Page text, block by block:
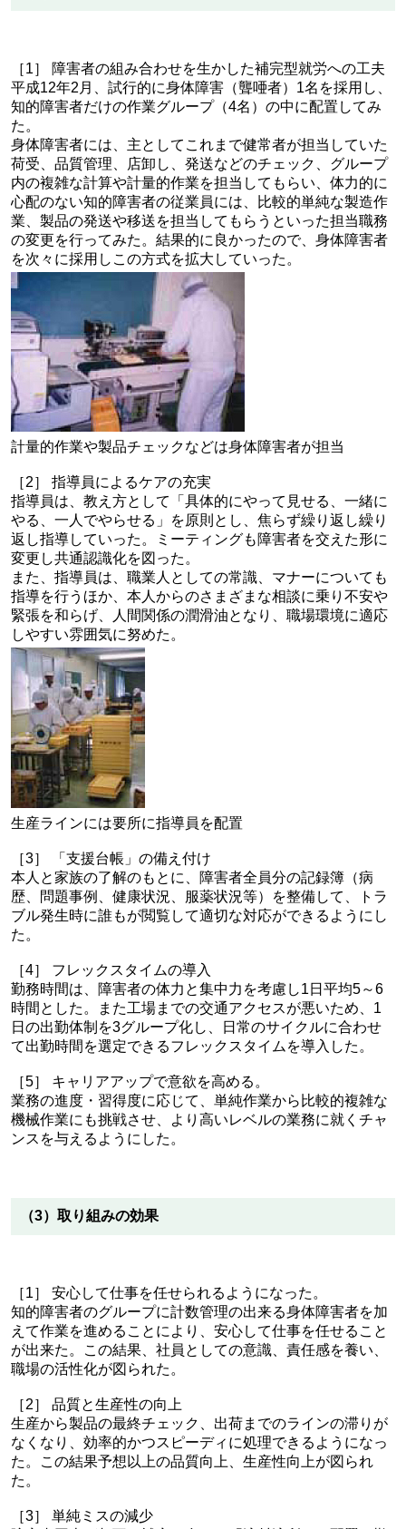
［1］ 障害者の組み合わせを生かした補完型就労への工夫
平成12年2月、試行的に身体障害（聾唖者）1名を採用し、
知的障害者だけの作業グループ（4名）の中に配置してみ
た。
身体障害者には、主としてこれまで健常者が担当していた
荷受、品質管理、店卸し、発送などのチェック、グループ
内の複雑な計算や計量的作業を担当してもらい、体力的に
心配のない知的障害者の従業員には、比較的単純な製造作
業、製品の発送や移送を担当してもらうといった担当職務
の変更を行ってみた。結果的に良かったので、身体障害者
を次々に採用しこの方式を拡大していった。
計量的作業や製品チェックなどは身体障害者が担当
［2］ 指導員によるケアの充実
指導員は、教え方として「具体的にやって見せる、一緒に
やる、一人でやらせる」を原則とし、焦らず繰り返し繰り
返し指導していった。ミーティングも障害者を交えた形に
変更し共通認識化を図った。
また、指導員は、職業人としての常識、マナーについても
指導を行うほか、本人からのさまざまな相談に乗り不安や
緊張を和らげ、人間関係の潤滑油となり、職場環境に適応
しやすい雰囲気に努めた。
生産ラインには要所に指導員を配置
［3］ 「支援台帳」の備え付け
本人と家族の了解のもとに、障害者全員分の記録簿（病
歴、問題事例、健康状況、服薬状況等）を整備して、トラ
ブル発生時に誰もが閲覧して適切な対応ができるようにし
た。
［4］ フレックスタイムの導入
勤務時間は、障害者の体力と集中力を考慮し1日平均5～6
時間とした。また工場までの交通アクセスが悪いため、1
日の出勤体制を3グループ化し、日常のサイクルに合わせ
て出勤時間を選定できるフレックスタイムを導入した。
［5］ キャリアアップで意欲を高める。
業務の進度・習得度に応じて、単純作業から比較的複雑な
機械作業にも挑戦させ、より高いレベルの業務に就くチャ
ンスを与えるようにした。
（3）取り組みの効果
［1］ 安心して仕事を任せられるようになった。
知的障害者のグループに計数管理の出来る身体障害者を加
えて作業を進めることにより、安心して仕事を任せること
が出来た。この結果、社員としての意識、責任感を養い、
職場の活性化が図られた。
［2］ 品質と生産性の向上
生産から製品の最終チェック、出荷までのラインの滞りが
なくなり、効率的かつスピーディに処理できるようになっ
た。この結果予想以上の品質向上、生産性向上が図られ
た。
［3］ 単純ミスの減少